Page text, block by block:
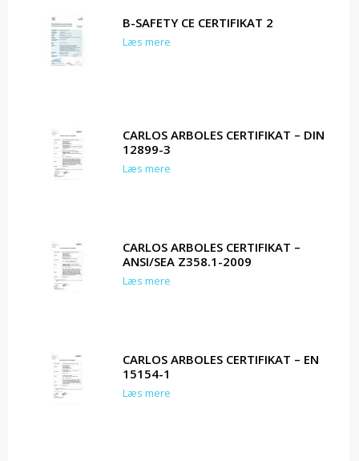
B-SAFETY CE CERTIFIKAT 2
Læs mere
CARLOS ARBOLES CERTIFIKAT – DIN
12899-3
Læs mere
CARLOS ARBOLES CERTIFIKAT –
ANSI/SEA Z358.1-2009
Læs mere
CARLOS ARBOLES CERTIFIKAT – EN
15154-1
Læs mere